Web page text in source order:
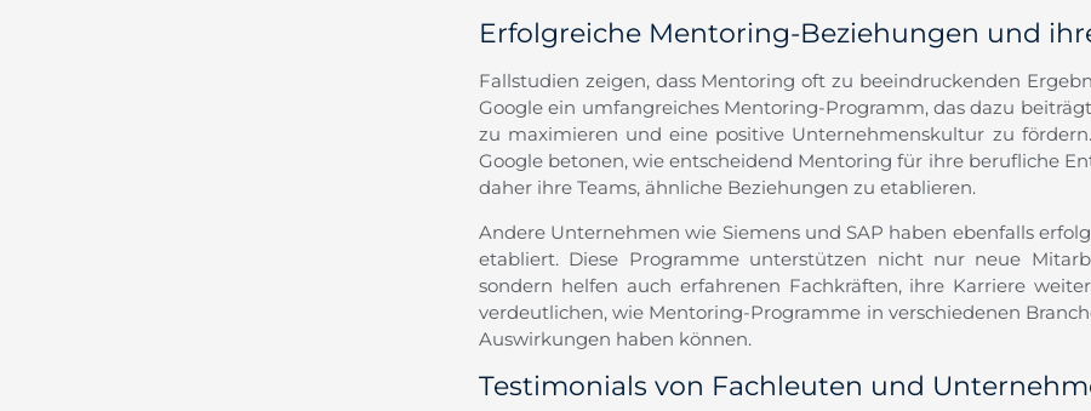
Erfolgreiche Mentoring-Beziehungen und
Fallstudien zeigen, dass Mentoring oft zu beeindruckenden
Google ein umfangreiches Mentoring-Programm, das dazu
zu maximieren und eine positive Unternehmenskultur zu
Google betonen, wie entscheidend Mentoring für ihre berufliche
daher ihre Teams, ähnliche Beziehungen zu etablieren.
Andere Unternehmen wie Siemens und SAP haben ebenfalls
etabliert. Diese Programme unterstützen nicht nur neue
sondern helfen auch erfahrenen Fachkräften, ihre Karriere
verdeutlichen, wie Mentoring-Programme in verschiedenen
Auswirkungen haben können.
Testimonials von Fachleuten und